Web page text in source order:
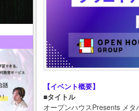
【イベント概要】
■タイトル
オープンハウスPresents メ